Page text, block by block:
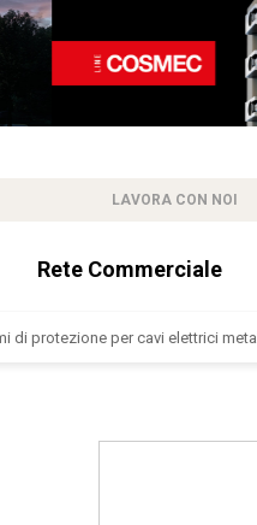
LAVORA CON NOI
Rete Commerciale
di protezione per cavi elettrici